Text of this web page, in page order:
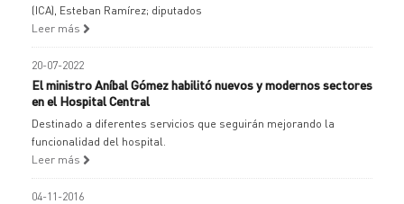
(ICA), Esteban Ramírez; diputados
Leer más
20-07-2022
El ministro Aníbal Gómez habilitó nuevos y modernos sectores
en el Hospital Central
Destinado a diferentes servicios que seguirán mejorando la
funcionalidad del hospital.
Leer más
04-11-2016